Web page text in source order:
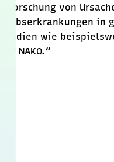
Erforschung von
Krebserkrankungen in
Studien wie
der NAKO.“